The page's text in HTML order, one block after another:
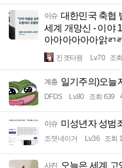
이슈 대한민국 축협
세계 개망신 - 이야
아아아아아아앍ㄺ
진겟타원 Lv.70 조
계층 일기주의)오늘
DFDS Lv.80 조회 639
이슈 미성년자 성범
조졋네이거 Lv.36 조회
사진 오늘은 세계